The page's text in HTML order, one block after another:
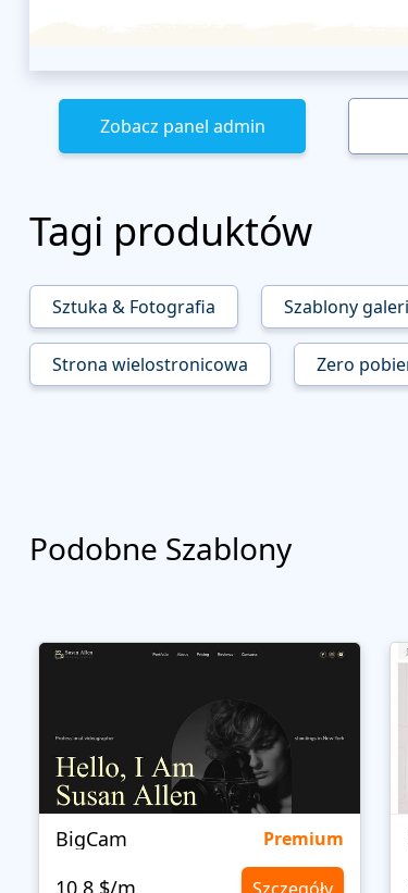
Zobacz panel admin
Tagi produktów
Sztuka & Fotografia Szablony
Strona wielostronicowa Zero
Podobne Szablony
BigCam Premium